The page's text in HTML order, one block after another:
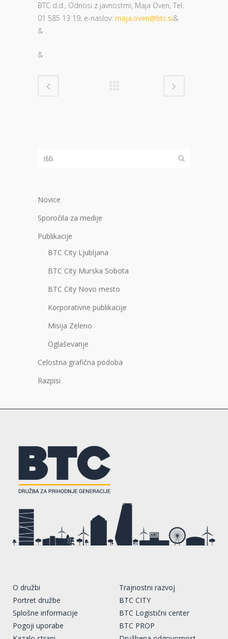
BTC d.d., Odnosi z javnostmi, Maja Oven, Tel.
01 585 13 19, e-naslov: maja.oven@btc.si&
&
&
Novice
Sporočila za medije
Publikacije
BTC City Ljubljana
BTC City Murska Sobota
BTC City Novo mesto
Korporativne publikacije
Misija Zeleno
Oglaševanje
Celostna grafična podoba
Razpisi
O družbi
Portret družbe
Splošne informacije
Pogoji uporabe
Trajnostni razvoj
BTC CITY
BTC Logistični center
BTC PROP